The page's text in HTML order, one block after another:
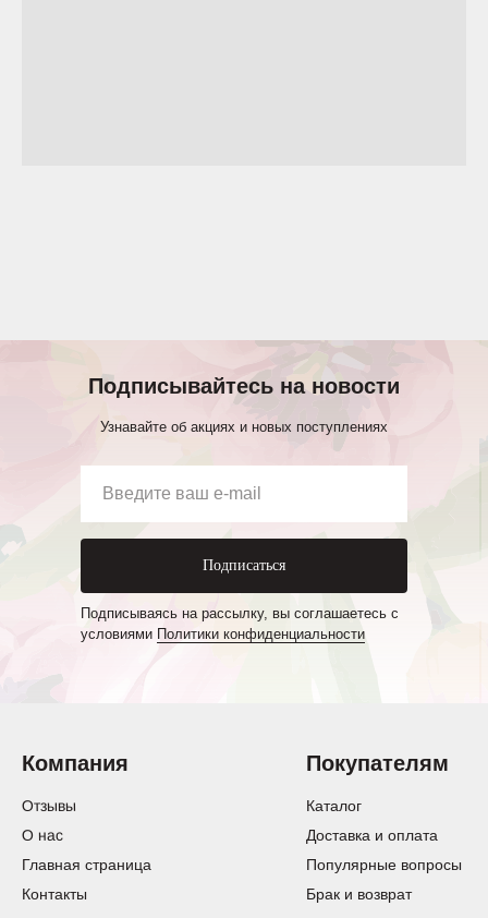
Подписывайтесь на новости
Узнавайте об акциях и новых поступлениях
Подписаться
Подписываясь на рассылку, вы соглашаетесь с
условиями Политики конфиденциальности
Компания Покупателям
О нас
Главная страница
Контакты
Каталог
Доставка и оплата
Популярные вопросы
Брак и возврат
Отзывы